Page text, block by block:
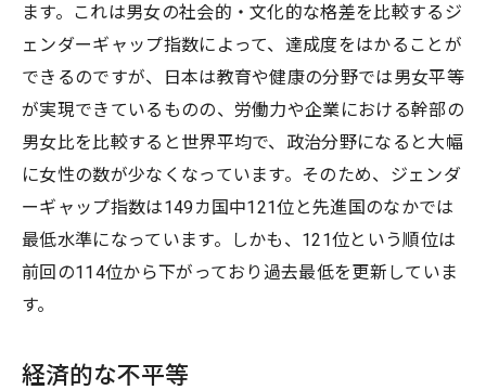
ます。これは男女の社会的・文化的な格差を比較するジ
ェンダーギャップ指数によって、達成度をはかることが
できるのですが、日本は教育や健康の分野では男女平等
が実現できているものの、労働力や企業における幹部の
男女比を比較すると世界平均で、政治分野になると大幅
に女性の数が少なくなっています。そのため、ジェンダ
ーギャップ指数は149カ国中121位と先進国のなかでは
最低水準になっています。しかも、121位という順位は
前回の114位から下がっており過去最低を更新していま
す。
経済的な不平等